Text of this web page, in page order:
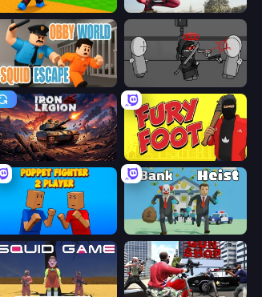
Throw a Lucky Block Amazing Strange Rope Police
Madness Project Nexus
Iron Legion Fury Foot
Puppet Fighter 2 Player Bank Heist